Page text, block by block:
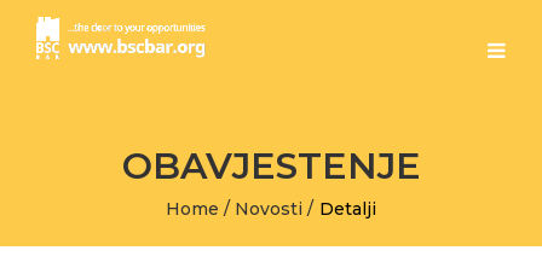
OBAVJESTENJE
Home / Novosti / Detalji